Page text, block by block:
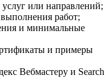
или направлений;
работ;
и минимальные
и примеры
Вебмастеру и Search